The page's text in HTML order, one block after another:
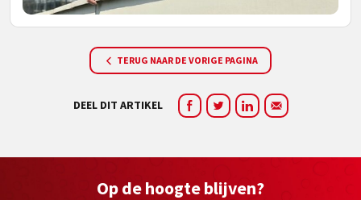
TERUG NAAR DE VORIGE PAGINA
DEEL DIT ARTIKEL
Op de hoogte blijven?